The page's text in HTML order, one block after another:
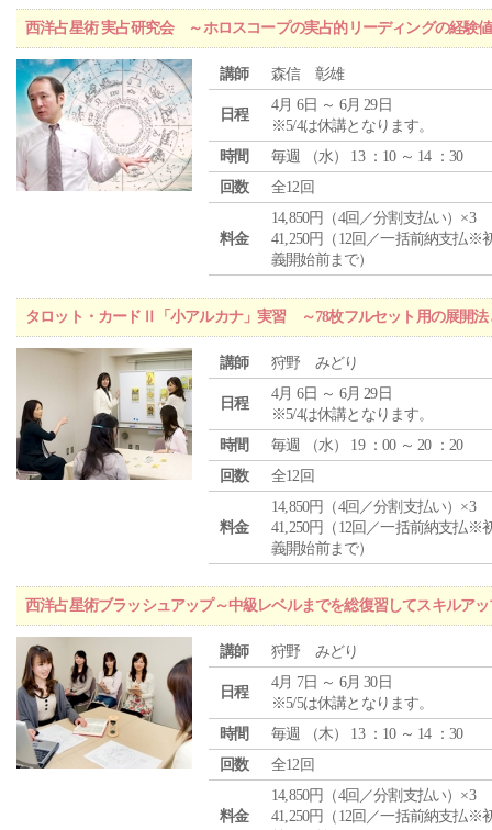
西洋占星術 実占研究会 ～ホロスコープの実占的リーディングの経験
講師 森信 彰雄
日程
4月 6日 ～ 6月 29日
※5/4は休講となります。
時間
毎週 （水） 13 ：10 ～ 14 ：30
回数
全12回
料金
14,850円（4回／分割支払い）×3
41,250円（12回／一括前納支払※
義開始前まで）
タロット・カードⅡ「小アルカナ」実習 ～78枚フルセット用の展開法
講師 狩野 みどり
日程
4月 6日 ～ 6月 29日
※5/4は休講となります。
時間
毎週 （水） 19 ：00 ～ 20 ：20
回数
全12回
料金
14,850円（4回／分割支払い）×3
41,250円（12回／一括前納支払※
義開始前まで）
西洋占星術ブラッシュアップ～中級レベルまでを総復習してスキルア
講師 狩野 みどり
日程
4月 7日 ～ 6月 30日
※5/5は休講となります。
時間
毎週 （木） 13 ：10 ～ 14 ：30
回数
全12回
料金
14,850円（4回／分割支払い）×3
41,250円（12回／一括前納支払※